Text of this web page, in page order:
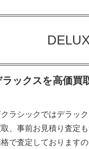
ラックスを高価買
ラシックではデラッ
、事前お見積り査定
で査定しております